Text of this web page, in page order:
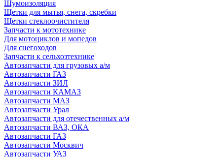
Шумоизоляция
Щетки для мытья, снега, скребки
Щетки стеклоочистителя
Запчасти к мототехнике
Для мотоциклов и мопедов
Для снегоходов
Запчасти к сельхозтехнике
Автозапчасти для грузовых а/м
Автозапчасти ГАЗ
Автозапчасти ЗИЛ
Автозапчасти КАМАЗ
Автозапчасти МАЗ
Автозапчасти Урал
Автозапчасти для отечественных а/м
Автозапчасти ВАЗ, ОКА
Автозапчасти ГАЗ
Автозапчасти Москвич
Автозапчасти УАЗ